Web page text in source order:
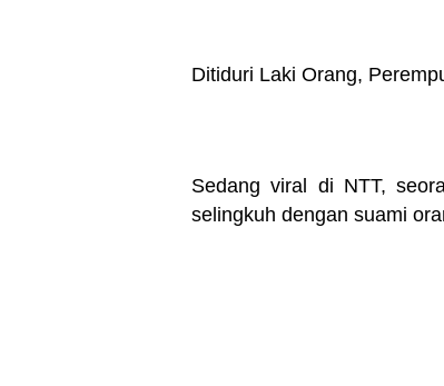
Ditiduri Laki Orang,
Sedang viral di NTT,
selingkuh dengan suami